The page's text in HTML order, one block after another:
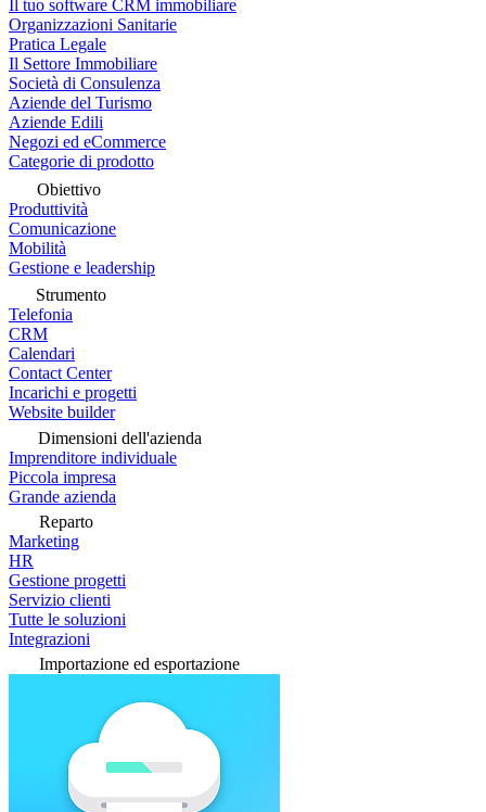
Il tuo software CRM immobiliare
Organizzazioni Sanitarie
Pratica Legale
Il Settore Immobiliare
Società di Consulenza
Aziende del Turismo
Aziende Edili
Negozi ed eCommerce
Categorie di prodotto
Obiettivo
Produttività
Comunicazione
Mobilità
Gestione e leadership
Strumento
Telefonia
CRM
Calendari
Contact Center
Incarichi e progetti
Website builder
Dimensioni dell'azienda
Imprenditore individuale
Piccola impresa
Grande azienda
Reparto
Marketing
HR
Gestione progetti
Servizio clienti
Tutte le soluzioni
Integrazioni
Importazione ed esportazione